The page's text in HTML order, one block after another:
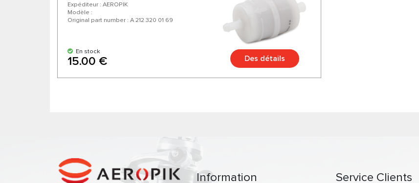
Expéditeur : AEROPIK
Modèle :
Original part number : A 212 320 01 69
En stock
15.00 € Des détails
Information Service Clients